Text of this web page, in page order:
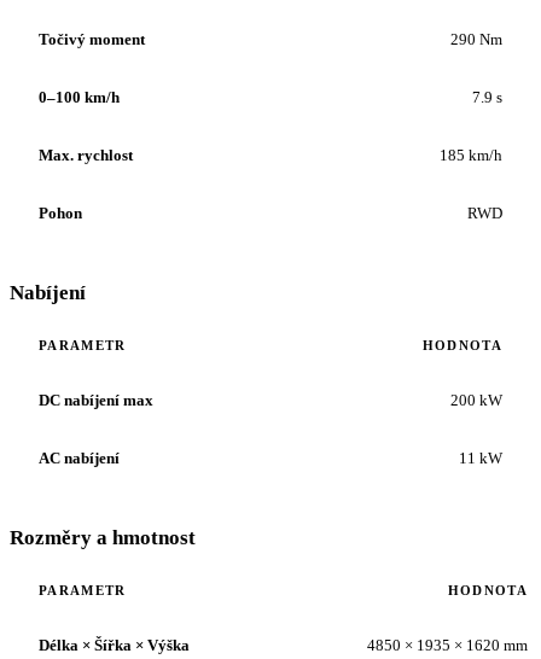
Točivý moment 290 Nm
0–100 km/h 7.9 s
Max. rychlost 185 km/h
Pohon RWD
Nabíjení
PARAMETR HODNOTA
DC nabíjení max 200 kW
AC nabíjení 11 kW
Rozměry a hmotnost
PARAMETR HODNOTA
Délka × Šířka × Výška 4850 × 1935 × 1620 mm